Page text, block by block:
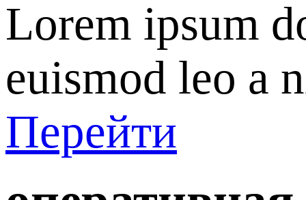
Lorem ipsum
euismod leo a
Перейти